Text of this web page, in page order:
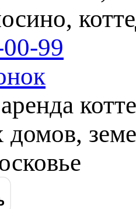
99
домов,